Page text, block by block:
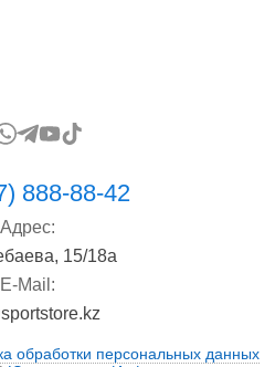
888-88-42
Адрес:
15/18а
E-Mail:
обработки персональных данных